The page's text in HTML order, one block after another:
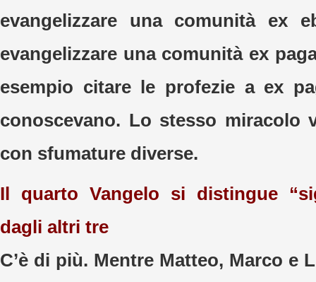
evangelizzare una comunità ex
evangelizzare una comunità ex
esempio citare le profezie a ex
conoscevano. Lo stesso miracolo
con sfumature diverse.
Il quarto Vangelo si distingue
dagli altri tre
C’è di più. Mentre Matteo, Marco e